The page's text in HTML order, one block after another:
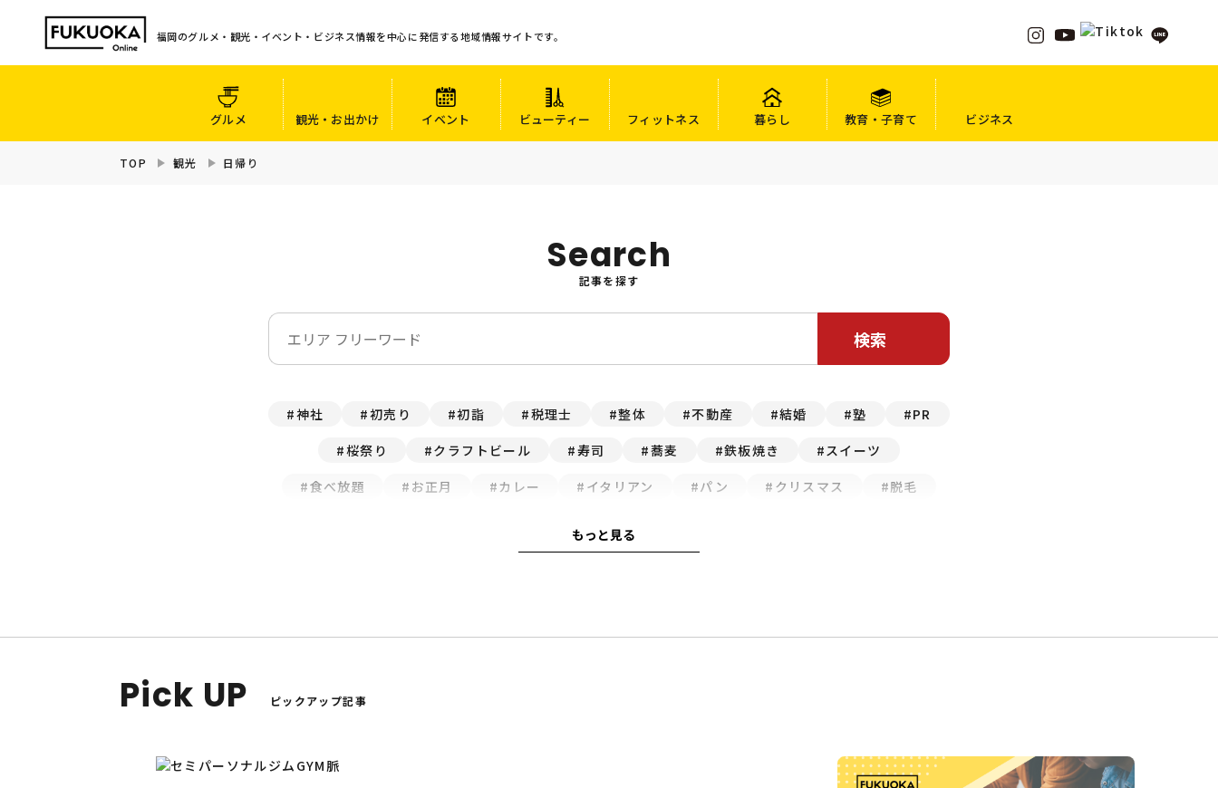
福岡のグルメ・観光・イベント・ビジネス情報を中心に発信する地域情報サイトです。
グルメ 観光・お出かけ イベント ビューティー フィットネス 暮らし 教育・子育て ビジネス
TOP 観光 日帰り
Search
記事を探す
神社 初売り 初詣 税理士 整体 不動産 結婚 塾
PR
桜祭り
クラフトビール 寿司 蕎麦 鉄板焼き
スイーツ
食べ放題
お正月 カレー イタリアン パン クリスマス
脱毛
もっと見る
Pick UP ピックアップ記事